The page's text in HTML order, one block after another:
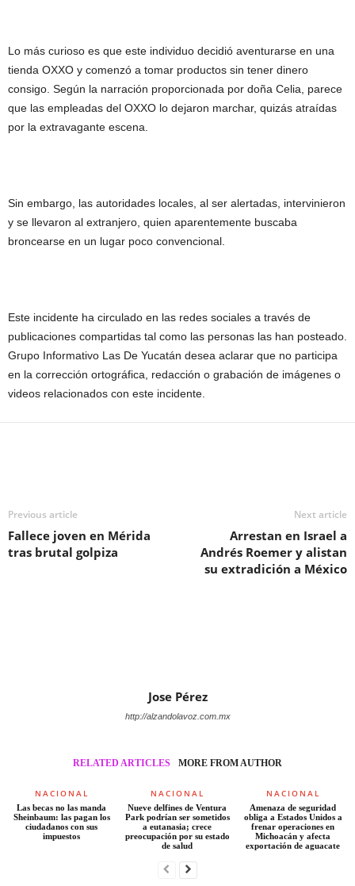
Lo más curioso es que este individuo decidió aventurarse en una
tienda OXXO y comenzó a tomar productos sin tener dinero
consigo. Según la narración proporcionada por doña Celia, parece
que las empleadas del OXXO lo dejaron marchar, quizás atraídas
por la extravagante escena.
Sin embargo, las autoridades locales, al ser alertadas, intervinieron
y se llevaron al extranjero, quien aparentemente buscaba
broncearse en un lugar poco convencional.
Este incidente ha circulado en las redes sociales a través de
publicaciones compartidas tal como las personas las han posteado.
Grupo Informativo Las De Yucatán desea aclarar que no participa
en la corrección ortográfica, redacción o grabación de imágenes o
videos relacionados con este incidente.
Previous article
Fallece joven en Mérida
tras brutal golpiza
Next article
Arrestan en Israel a
Andrés Roemer y alistan
su extradición a México
Jose Pérez
http://alzandolavoz.com.mx
RELATED ARTICLES MORE FROM AUTHOR
NACIONAL
Las becas no las manda
Sheinbaum: las pagan los
ciudadanos con sus
impuestos
NACIONAL
Nueve delfines de Ventura
Park podrían ser sometidos
a eutanasia; crece
preocupación por su estado
de salud
NACIONAL
Amenaza de seguridad
obliga a Estados Unidos a
frenar operaciones en
Michoacán y afecta
exportación de aguacate